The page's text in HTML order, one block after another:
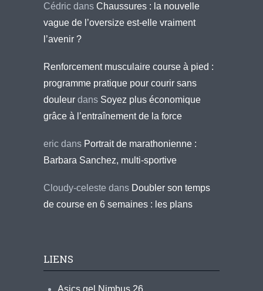
Cédric dans Chaussures : la nouvelle
vague de l’oversize est-elle vraiment
l’avenir ?
Renforcement musculaire course à pied :
programme pratique pour courir sans
douleur dans Soyez plus économique
grâce à l’entraînement de la force
eric dans Portrait de marathonienne :
Barbara Sanchez, multi-sportive
Cloudy-celeste dans Doubler son temps
de course en 6 semaines : les plans
LIENS
Asics gel Nimbus 26